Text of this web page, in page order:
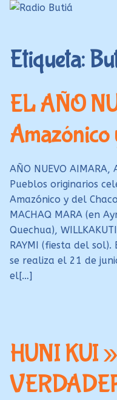
Ir
navegación
Ir
Login
Quehacer Educativo
Propuestas para el
Discoteca Digital
Hágase socio
Ayuda
Login
Quehacer
Propuestas para
Discoteca Digital
Hágase socio
Ayuda
Etiqueta:
EL AÑO
Amazónico
AÑO NUEVO AIMARA,
Pueblos originarios
Amazónico y del
MACHAQ MARA (en
Quechua),
RAYMI (fiesta del
se realiza el 21 de
el[…]
HUNI KUI